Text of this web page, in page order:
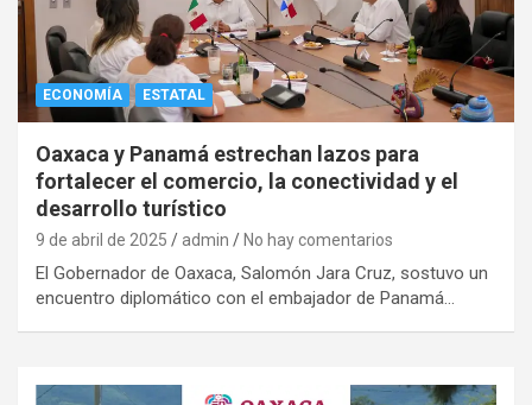
ECONOMÍA ESTATAL
Oaxaca y Panamá estrechan lazos para
fortalecer el comercio, la conectividad y el
desarrollo turístico
9 de abril de 2025 admin No hay comentarios
El Gobernador de Oaxaca, Salomón Jara Cruz, sostuvo un
encuentro diplomático con el embajador de Panamá…